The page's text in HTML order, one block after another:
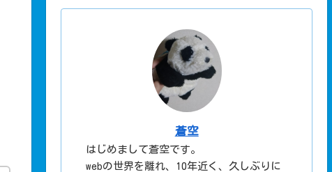
蒼空
はじめまして蒼空です。
webの世界を離れ、10年近く、久しぶりに